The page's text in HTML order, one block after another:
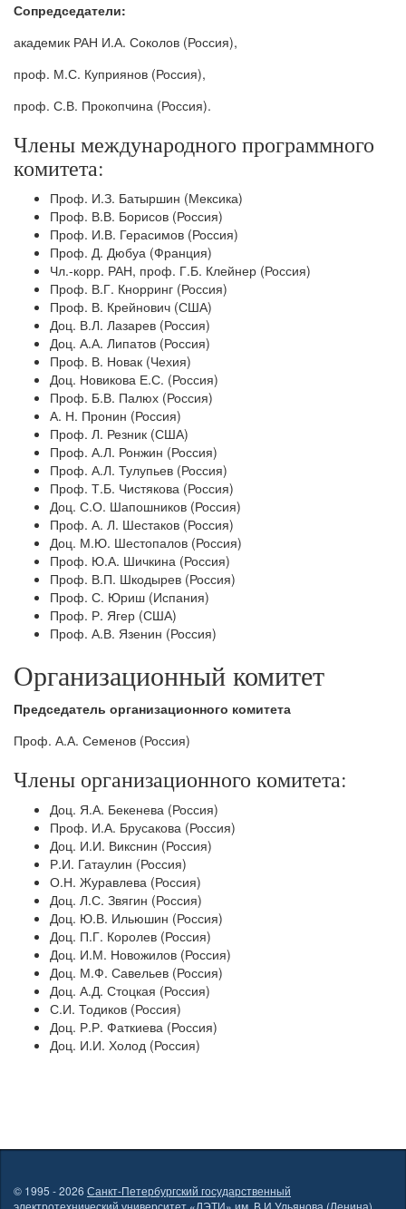
Сопредседатели:
академик РАН И.А. Соколов (Россия),
проф. М.С. Куприянов (Россия),
проф. С.В. Прокопчина (Россия).
Члены международного программного
комитета:
Проф. И.З. Батыршин (Мексика)
Проф. В.В. Борисов (Россия)
Проф. И.В. Герасимов (Россия)
Проф. Д. Дюбуа (Франция)
Чл.-корр. РАН, проф. Г.Б. Клейнер (Россия)
Проф. В.Г. Кнорринг (Россия)
Проф. В. Крейнович (США)
Доц. В.Л. Лазарев (Россия)
Доц. А.А. Липатов (Россия)
Проф. В. Новак (Чехия)
Доц. Новикова Е.С. (Россия)
Проф. Б.В. Палюх (Россия)
А. Н. Пронин (Россия)
Проф. Л. Резник (США)
Проф. А.Л. Ронжин (Россия)
Проф. А.Л. Тулупьев (Россия)
Проф. Т.Б. Чистякова (Россия)
Доц. С.О. Шапошников (Россия)
Проф. А. Л. Шестаков (Россия)
Доц. М.Ю. Шестопалов (Россия)
Проф. Ю.А. Шичкина (Россия)
Проф. В.П. Шкодырев (Россия)
Проф. С. Юриш (Испания)
Проф. Р. Ягер (США)
Проф. А.В. Язенин (Россия)
Организационный комитет
Председатель организационного комитета
Проф. А.А. Семенов (Россия)
Члены организационного комитета:
Доц. Я.А. Бекенева (Россия)
Проф. И.А. Брусакова (Россия)
Доц. И.И. Викснин (Россия)
Р.И. Гатаулин (Россия)
О.Н. Журавлева (Россия)
Доц. Л.С. Звягин (Россия)
Доц. Ю.В. Ильюшин (Россия)
Доц. П.Г. Королев (Россия)
Доц. И.М. Новожилов (Россия)
Доц. М.Ф. Савельев (Россия)
Доц. А.Д. Стоцкая (Россия)
С.И. Тодиков (Россия)
Доц. Р.Р. Фаткиева (Россия)
Доц. И.И. Холод (Россия)
© 1995 - 2026 Санкт-Петербургский государственный